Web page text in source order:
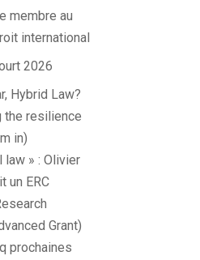
membre au
international
2026
Hybrid Law?
the resilience
in)
law » : Olivier
un ERC
Grant)
prochaines